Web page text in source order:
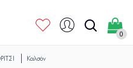
0
Καλσόν